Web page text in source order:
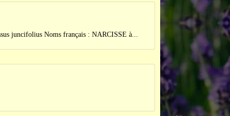
Noms français : NARCISSE à...